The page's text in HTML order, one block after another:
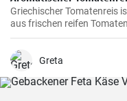
Griechischer Tomatenreis
aus frischen reifen
zusammen gekocht und
Fetakäse genossen.
Greta